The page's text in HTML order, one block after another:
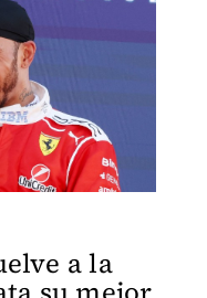
a la